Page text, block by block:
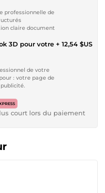
professionnelle de
claire document
3D pour votre
de votre
: votre page de
+ 12,54 $US
court lors du paiement